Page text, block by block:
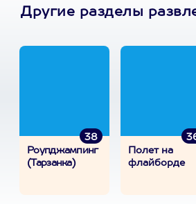
Другие разделы
38
Роупджампинг
(Тарзанка)
Полет на
флайборде